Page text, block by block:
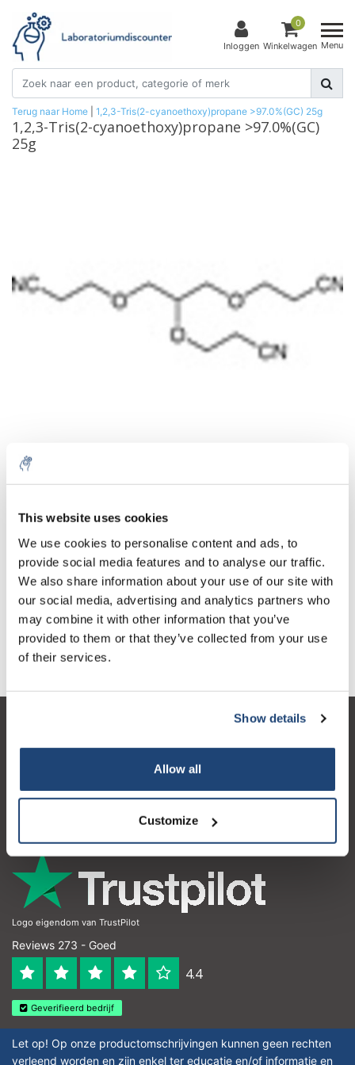
This website uses cookies
We use cookies to personalise content and ads, to
provide social media features and to analyse our traffic.
We also share information about your use of our site with
our social media, advertising and analytics partners who
may combine it with other information that you’ve
provided to them or that they’ve collected from your use
of their services.
Show details
Allow all
Customize
Inloggen
0
Winkelwagen Menu
Terug naar Home 1,2,3-Tris(2-cyanoethoxy)propane >97.0%(GC) 25g
1,2,3-Tris(2-cyanoethoxy)propane >97.0%(GC)
25g
Aantal Product
1 Stuk
€242,85
€293,84 Meer
Toevoegen aan winkelwagen
Informatie
Contactgegevens
Logo eigendom van TrustPilot
Reviews 273 - Goed
4.4
Geverifieerd bedrijf
Let op! Op onze productomschrijvingen kunnen geen rechten
verleend worden en zijn enkel ter educatie en/of informatie en